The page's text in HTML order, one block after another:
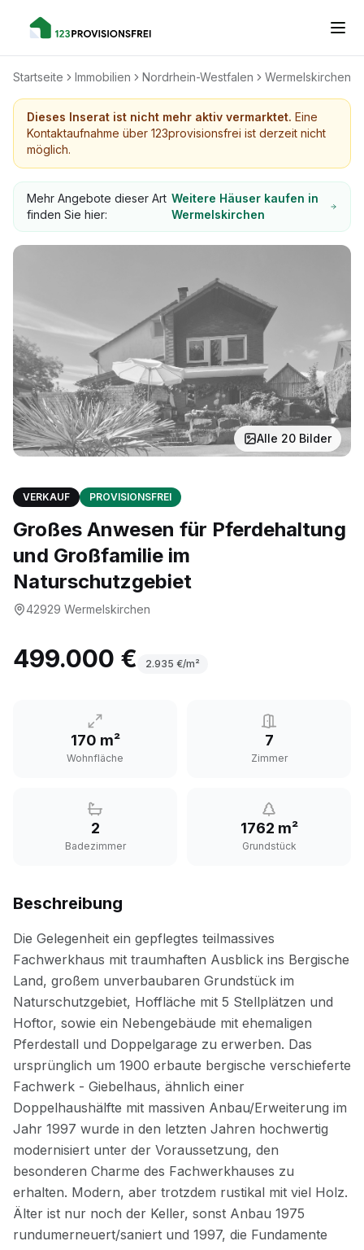
Startseite Immobilien Nordrhein-Westfalen Wermelskirchen
Dieses Inserat ist nicht mehr aktiv vermarktet. Eine
Kontaktaufnahme über 123provisionsfrei ist derzeit nicht
möglich.
Mehr Angebote dieser Art
finden Sie hier:
Weitere Häuser kaufen in
Wermelskirchen
Alle 20 Bilder
VERKAUF PROVISIONSFREI
Großes Anwesen für Pferdehaltung
und Großfamilie im
Naturschutzgebiet
42929 Wermelskirchen
499.000 € 2.935 €/m²
170 m²
Wohnfläche
7
Zimmer
2
Badezimmer
1762 m²
Grundstück
Beschreibung